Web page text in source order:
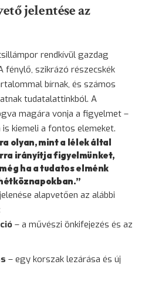
jelentése az
rendkívül gazdag
fénylő, szikrázó részecskék
bírnak, és számos
tudatalattinkból. A
magára vonja a figyelmet –
kiemeli a fontos elemeket.
olyan, mint a lélek által
irányítja figyelmünket,
ha a tudatos elménk
alapvetően az alábbi
– a művészi önkifejezés és az
– egy korszak lezárása és új